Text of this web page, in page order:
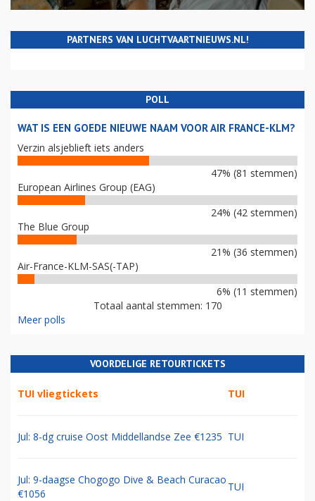
PARTNERS VAN LUCHTVAARTNIEUWS.NL!
POLL
WAT IS EEN GOEDE NIEUWE NAAM VOOR AIR FRANCE-KLM?
Verzin alsjeblieft iets anders
47% (81 stemmen)
European Airlines Group (EAG)
24% (42 stemmen)
The Blue Group
21% (36 stemmen)
Air-France-KLM-SAS(-TAP)
6% (11 stemmen)
Totaal aantal stemmen: 170
Meer polls
VOORDELIGE RETOURTICKETS
TUI vliegtickets TUI
Jul: 8-dg cruise Oost Middellandse Zee €1235 TUI
Jul: 9-daagse Chogogo Dive & Beach Curacao
€1056
TUI